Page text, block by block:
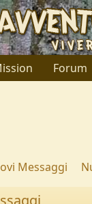
Forum
Messaggi